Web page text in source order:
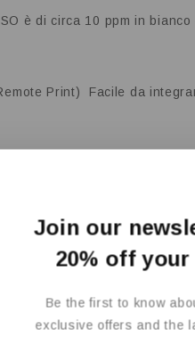
è di circa 10 ppm in
Print)
Facile da
0,2 W spento
L’assenza di
foto
Alcuni feedback
piuttosto semplice
Join our
20% off
Be the first to know
exclusive offers and the